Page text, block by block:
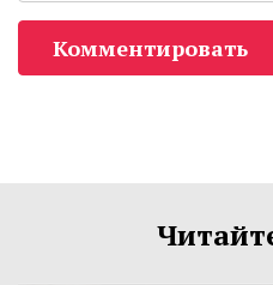
Комментировать